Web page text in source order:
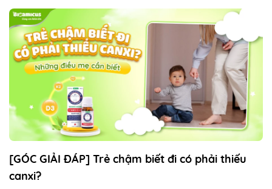
[GÓC GIẢI ĐÁP] Trẻ chậm biết đi có phải thiếu
canxi?